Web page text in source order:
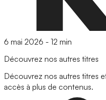
6 mai 2026 - 12 min
Découvrez nos autres titres
Découvrez nos autres titres
accès à plus de contenus.